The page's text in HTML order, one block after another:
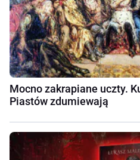
Mocno zakrapiane uczty.
Piastów zdumiewają